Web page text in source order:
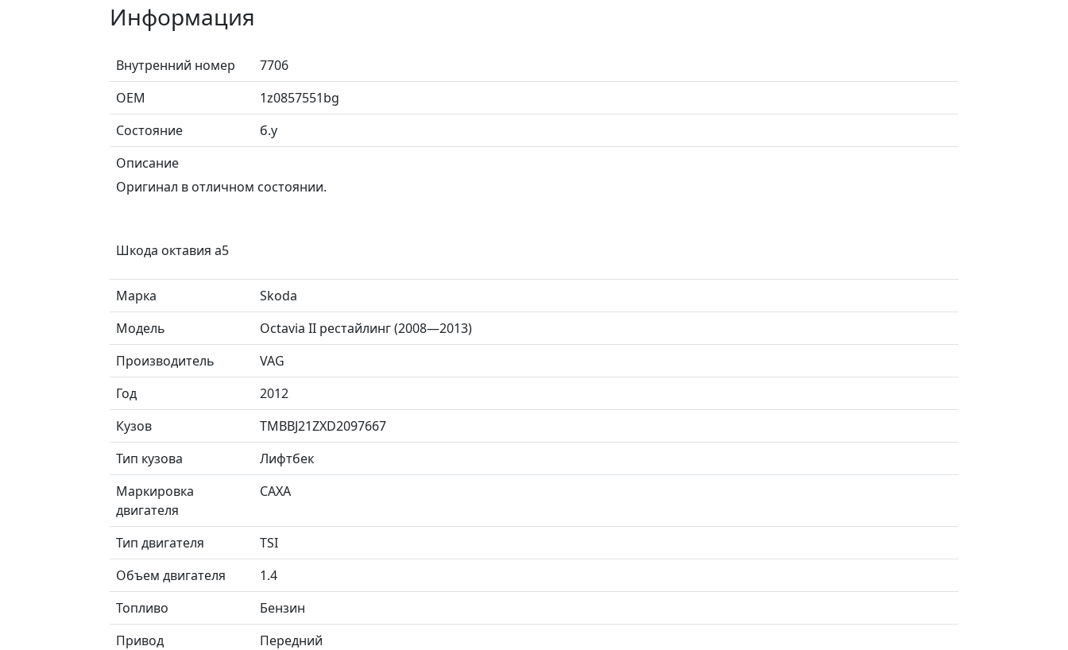
Информация
Внутренний номер
7706
ОЕМ
1z0857551bg
Состояние
б.у
Описание
Оригинал в отличном состоянии.
Шкода октавия а5
Марка
Skoda
Модель
Octavia II рестайлинг (2008—2013)
Производитель
VAG
Год
2012
Кузов
TMBBJ21ZXD2097667
Тип кузова
Лифтбек
Маркировка
двигателя
CAXA
Тип двигателя
TSI
Объем двигателя
1.4
Топливо
Бензин
Привод
Передний